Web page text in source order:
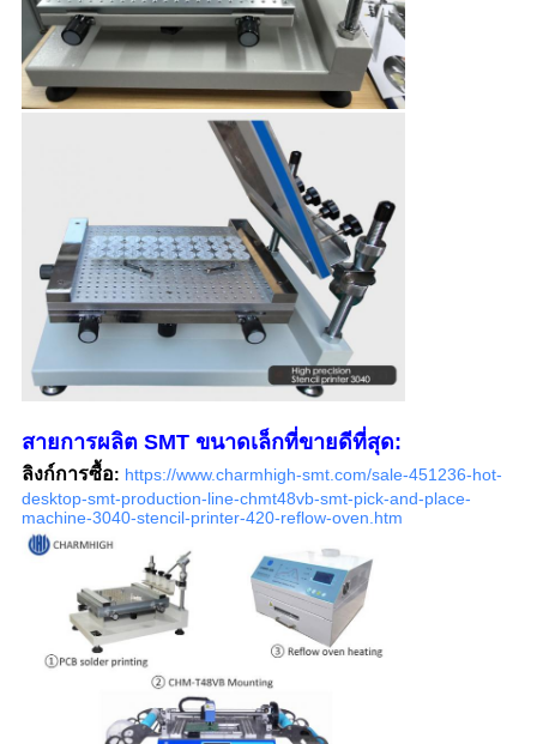
สายการผลิต SMT ขนาดเล็กที่ขายดีที่สุด:
ลิงก์การซื้อ: https://www.charmhigh-smt.com/sale-451236-hot-
desktop-smt-production-line-chmt48vb-smt-pick-and-place-
machine-3040-stencil-printer-420-reflow-oven.htm